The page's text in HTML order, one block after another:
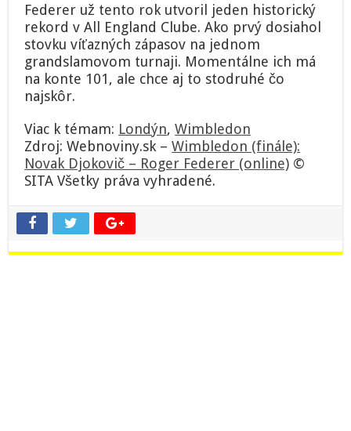
Federer už tento rok utvoril jeden historický
rekord v All England Clube. Ako prvý dosiahol
stovku víťazných zápasov na jednom
grandslamovom turnaji. Momentálne ich má
na konte 101, ale chce aj to stodruhé čo
najskôr.
Viac k témam: Londýn,Wimbledon
Zdroj: Webnoviny.sk –Wimbledon (finále):
Novak Djokovič – Roger Federer (online) ©
SITA Všetky práva vyhradené.